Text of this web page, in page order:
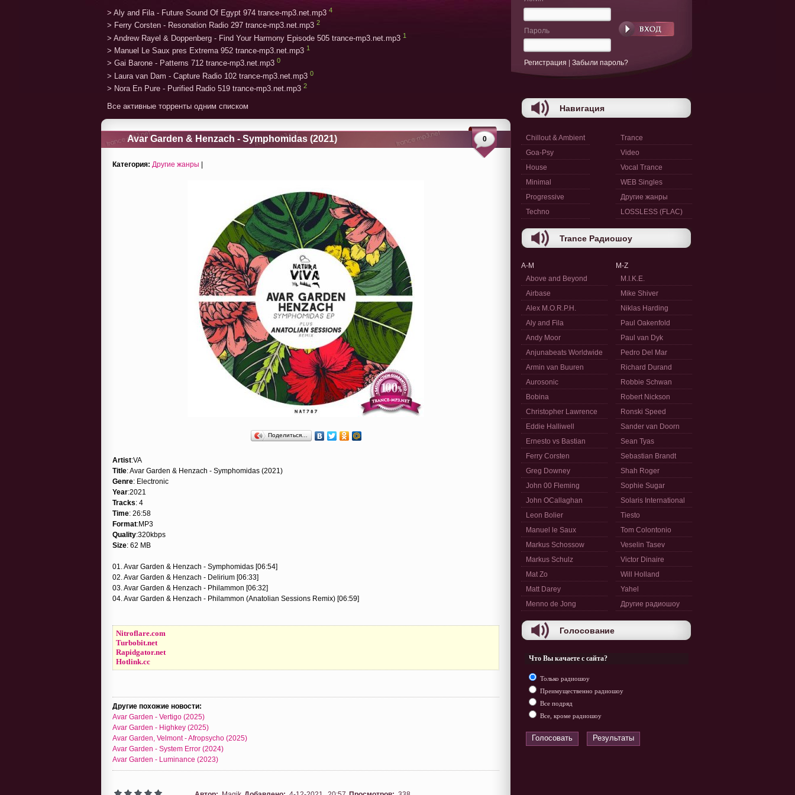
> Aly and Fila - Future Sound Of Egypt 974 trance-mp3.net.mp3 4
> Ferry Corsten - Resonation Radio 297 trance-mp3.net.mp3 2
> Andrew Rayel & Doppenberg - Find Your Harmony Episode 505 trance-mp3.net.mp3 1
> Manuel Le Saux pres Extrema 952 trance-mp3.net.mp3 1
> Gai Barone - Patterns 712 trance-mp3.net.mp3 0
> Laura van Dam - Capture Radio 102 trance-mp3.net.mp3 0
> Nora En Pure - Purified Radio 519 trance-mp3.net.mp3 2
Все активные торренты одним списком
Avar Garden & Henzach - Symphomidas (2021) 0
Категория: Другие жанры |
Поделиться…
Artist:VA
Title: Avar Garden & Henzach - Symphomidas (2021)
Genre: Electronic
Year:2021
Tracks: 4
Time: 26:58
Format:MP3
Quality:320kbps
Size: 62 MB
01. Avar Garden & Henzach - Symphomidas [06:54]
02. Avar Garden & Henzach - Delirium [06:33]
03. Avar Garden & Henzach - Philammon [06:32]
04. Avar Garden & Henzach - Philammon (Anatolian Sessions Remix) [06:59]
Nitroflare.com
Turbobit.net
Rapidgator.net
Hotlink.cc
Другие похожие новости:
Avar Garden - Vertigo (2025)
Avar Garden - Highkey (2025)
Avar Garden, Velmont - Afropsycho (2025)
Avar Garden - System Error (2024)
Avar Garden - Luminance (2023)
Пароль
Регистрация Забыли пароль?
Навигация
Chillout & Ambient
Goa-Psy
House
Minimal
Progressive
Techno
Trance
Video
Vocal Trance
WEB Singles
Другие жанры
LOSSLESS (FLAC)
Trance Радиошоу
A-M
Above and Beyond
Airbase
Alex M.O.R.P.H.
Aly and Fila
Andy Moor
Anjunabeats Worldwide
Armin van Buuren
Aurosonic
Bobina
Christopher Lawrence
Eddie Halliwell
Ernesto vs Bastian
Ferry Corsten
Greg Downey
John 00 Fleming
John OCallaghan
Leon Bolier
Manuel le Saux
Markus Schossow
Markus Schulz
Mat Zo
Matt Darey
Menno de Jong
M-Z
M.I.K.E.
Mike Shiver
Niklas Harding
Paul Oakenfold
Paul van Dyk
Pedro Del Mar
Richard Durand
Robbie Schwan
Robert Nickson
Ronski Speed
Sander van Doorn
Sean Tyas
Sebastian Brandt
Shah Roger
Sophie Sugar
Solaris International
Tiesto
Tom Colontonio
Veselin Tasev
Victor Dinaire
Will Holland
Yahel
Другие радиошоу
Голосование
Что Вы качаете с сайта?
Только радиошоу
Преимущественно радиошоу
Все подряд
Все, кроме радиошоу
Голосовать Результаты